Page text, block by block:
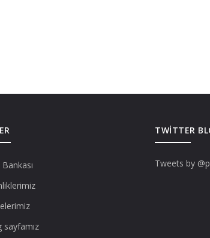
sayfamız
TWITTER
Tweets by